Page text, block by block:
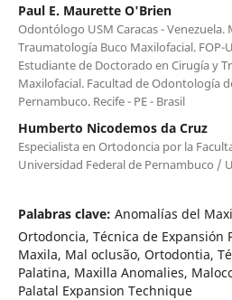
Paul E. Maurette O'Brien
Odontólogo USM Caracas - Venezuela.
Traumatología Buco Maxilofacial. FOP-
Estudiante de Doctorado en Cirugía y
Maxilofacial. Facultad de Odontología
Pernambuco. Recife - PE - Brasil
Humberto Nicodemos da Cruz
Especialista en Ortodoncia por la
Universidad Federal de Pernambuco /
Palabras clave: Anomalías del
Ortodoncia, Técnica de Expansión
Maxila, Mal oclusão, Ortodontia,
Palatina, Maxilla Anomalies,
Palatal Expansion Technique